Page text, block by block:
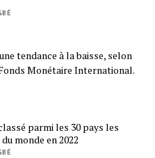
tendance à la baisse, selon
Monétaire International.
parmi les 30 pays les
monde en 2022